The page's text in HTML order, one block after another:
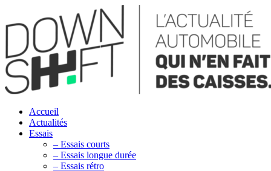
Accueil
Actualités
Essais
– Essais courts
– Essais longue durée
– Essais rétro